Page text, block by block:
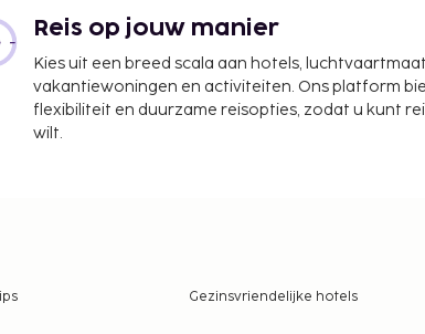
Reis op jouw manier
Kies uit een breed scala aan hotels,
vakantiewoningen en activiteiten. Ons platform
flexibiliteit en duurzame reisopties, zodat u kunt
wilt.
Gezinsvriendelijke hotels